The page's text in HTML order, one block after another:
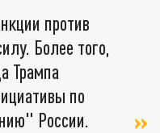
против
Более того,
Трампа
по
России.